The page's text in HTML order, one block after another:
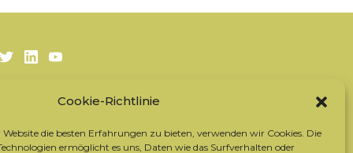
Cookie-Richtlinie
die besten Erfahrungen zu bieten, verwenden wir Cookies. Die
ermöglicht es uns, Daten wie das Surfverhalten oder
TwitterLinkedIn
Youtube
Sich für den Newsletter anmelden
Kontaktieren Sie das Team